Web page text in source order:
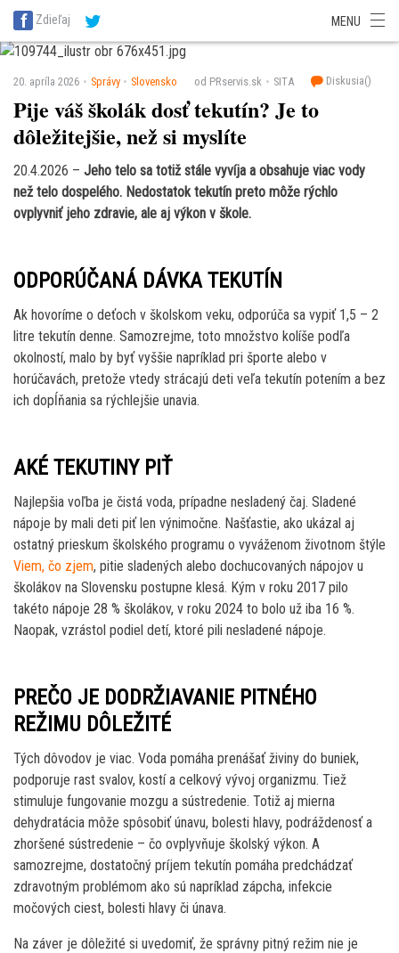
SITA Energetika
SITA Potravinárstvo
Zdieľaj MENU
20. apríla 2026 Správy Slovensko od PRservis.sk SITA Diskusia()
Pije váš školák dosť tekutín? Je to
dôležitejšie, než si myslíte
20.4.2026 – Jeho telo sa totiž stále vyvíja a obsahuje viac vody
než telo dospelého. Nedostatok tekutín preto môže rýchlo
ovplyvniť jeho zdravie, ale aj výkon v škole.
ODPORÚČANÁ DÁVKA TEKUTÍN
Ak hovoríme o deťoch v školskom veku, odporúča sa vypiť 1,5 – 2
litre tekutín denne. Samozrejme, toto množstvo kolíše podľa
okolností, malo by byť vyššie napríklad pri športe alebo v
horúčavách, pretože vtedy strácajú deti veľa tekutín potením a bez
ich dopĺňania sa rýchlejšie unavia.
AKÉ TEKUTINY PIŤ
Najlepšia voľba je čistá voda, prípadne nesladený čaj. Sladené
nápoje by mali deti piť len výnimočne. Našťastie, ako ukázal aj
ostatný prieskum školského programu o vyváženom životnom štýle
Viem, čo zjem, pitie sladených alebo dochucovaných nápojov u
školákov na Slovensku postupne klesá. Kým v roku 2017 pilo
takéto nápoje 28 % školákov, v roku 2024 to bolo už iba 16 %.
Naopak, vzrástol podiel detí, ktoré pili nesladené nápoje.
PREČO JE DODRŽIAVANIE PITNÉHO
REŽIMU DÔLEŽITÉ
Tých dôvodov je viac. Voda pomáha prenášať živiny do buniek,
podporuje rast svalov, kostí a celkový vývoj organizmu. Tiež
stimuluje fungovanie mozgu a sústredenie. Totiž aj mierna
dehydratácia môže spôsobiť únavu, bolesti hlavy, podráždenosť a
zhoršené sústredenie – čo ovplyvňuje školský výkon. A
samozrejme, dostatočný príjem tekutín pomáha predchádzať
zdravotným problémom ako sú napríklad zápcha, infekcie
močových ciest, bolesti hlavy či únava.
Na záver je dôležité si uvedomiť, že správny pitný režim nie je